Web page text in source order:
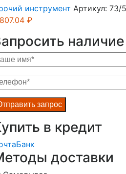
инструмент Артикул: 73/
₽
в кредит
Банк
доставки